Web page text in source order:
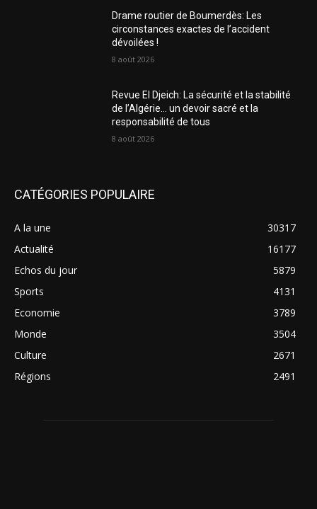
Drame routier de Boumerdès: Les
circonstances exactes de l’accident
dévoilées !
8 août 2026
Revue El Djeich: La sécurité et la stabilité
de l’Algérie… un devoir sacré et la
responsabilité de tous
8 août 2026
CATÉGORIES POPULAIRE
A la une
30317
Actualité
16177
Echos du jour
5879
Sports
4131
Economie
3789
Monde
3504
Culture
2671
Régions
2491